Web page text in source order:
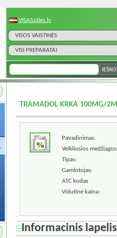
VISASzāles.lv
VISOS VAISTINĖS
VISI PREPARATAI
TRAMADOL KRKA 100MG/
Pavadinimas:
Veikliosios
Tipas:
Gamintojas:
ATC kodas
Vidutinė kaina:
Informacinis lapelis